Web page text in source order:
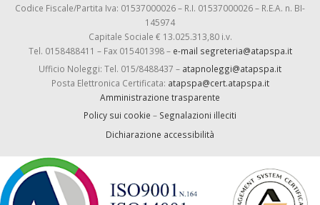
Codice Fiscale/Partita Iva: 01537000026 – R.I. 01537000026 – R.E.A. n. BI-
145974
Capitale Sociale € 13.025.313,80 i.v.
Tel. 0158488411 – Fax 015401398 – e-mail segreteria@atapspa.it
Ufficio Noleggi: Tel. 015/8488437 – atapnoleggi@atapspa.it
Posta Elettronica Certificata: atapspa@cert.atapspa.it
Amministrazione trasparente
Policy sui cookie – Segnalazioni illeciti
Dichiarazione accessibilità